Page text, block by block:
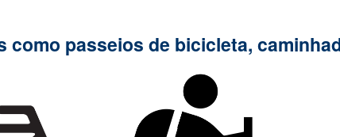
passeios de bicicleta,